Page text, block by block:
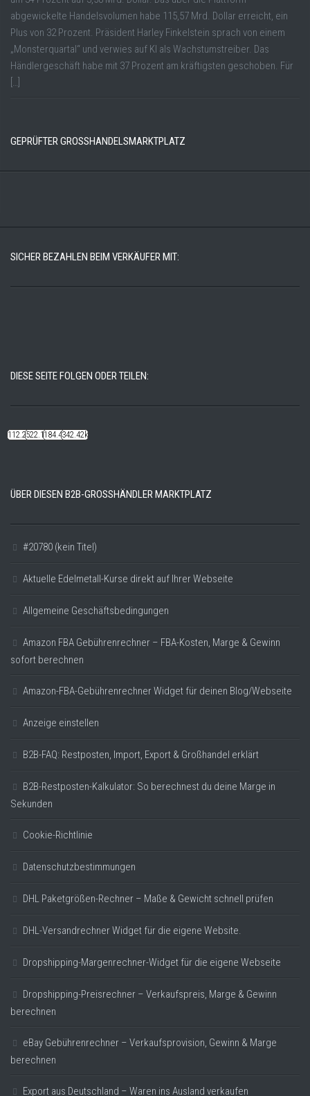
abgewickelte Handelsvolumen habe 115,57 Mrd. Dollar erreicht, ein
Plus von 32 Prozent. Präsident Harley Finkelstein sprach von einem
„Monsterquartal“ und verwies auf KI als Wachstumstreiber. Das
Händlergeschäft habe mit 37 Prozent am kräftigsten geschoben. Für
[…]
GEPRÜFTER GROSSHANDELSMARKTPLATZ
SICHER BEZAHLEN BEIM VERKÄUFER MIT:
DIESE SEITE FOLGEN ODER TEILEN:
112.22k522.14k184.48k342.42k
ÜBER DIESEN B2B-GROSSHÄNDLER MARKTPLATZ
#20780 (kein Titel)
Aktuelle Edelmetall-Kurse direkt auf Ihrer Webseite
Allgemeine Geschäftsbedingungen
Amazon FBA Gebührenrechner – FBA-Kosten, Marge & Gewinn
sofort berechnen
Amazon-FBA-Gebührenrechner Widget für deinen Blog/Webseite
Anzeige einstellen
B2B-FAQ: Restposten, Import, Export & Großhandel erklärt
B2B-Restposten-Kalkulator: So berechnest du deine Marge in
Sekunden
Cookie-Richtlinie
Datenschutzbestimmungen
DHL Paketgrößen-Rechner – Maße & Gewicht schnell prüfen
DHL-Versandrechner Widget für die eigene Website.
Dropshipping-Margenrechner-Widget für die eigene Webseite
Dropshipping-Preisrechner – Verkaufspreis, Marge & Gewinn
berechnen
eBay Gebührenrechner – Verkaufsprovision, Gewinn & Marge
berechnen
Export aus Deutschland – Waren ins Ausland verkaufen